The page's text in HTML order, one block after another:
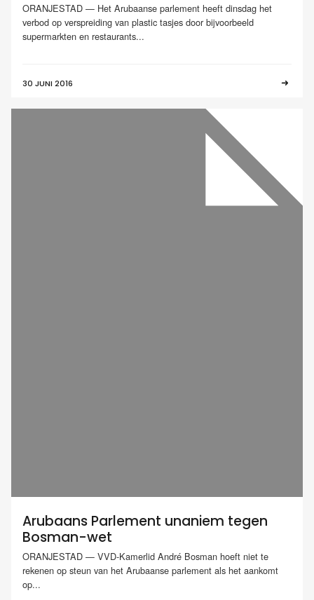
ORANJESTAD — Het Arubaanse parlement heeft dinsdag het
verbod op verspreiding van plastic tasjes door bijvoorbeeld
supermarkten en restaurants...
30 JUNI 2016
Arubaans Parlement unaniem tegen
Bosman-wet
ORANJESTAD — VVD-Kamerlid André Bosman hoeft niet te
rekenen op steun van het Arubaanse parlement als het aankomt
op...